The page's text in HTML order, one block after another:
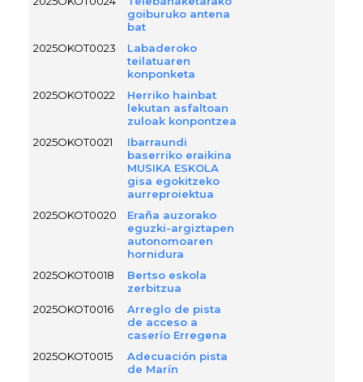
goiburuko antena
bat
2025OKOT0023
Labaderoko
teilatuaren
konponketa
2025OKOT0022
Herriko hainbat
lekutan asfaltoan
zuloak konpontzea
2025OKOT0021
Ibarraundi
baserriko eraikina
MUSIKA ESKOLA
gisa egokitzeko
aurreproiektua
2025OKOT0020
Eraña auzorako
eguzki-argiztapen
autonomoaren
hornidura
2025OKOT0018
Bertso eskola
zerbitzua
2025OKOT0016
Arreglo de pista
de acceso a
caserío Erregena
2025OKOT0015
Adecuación pista
de Marín